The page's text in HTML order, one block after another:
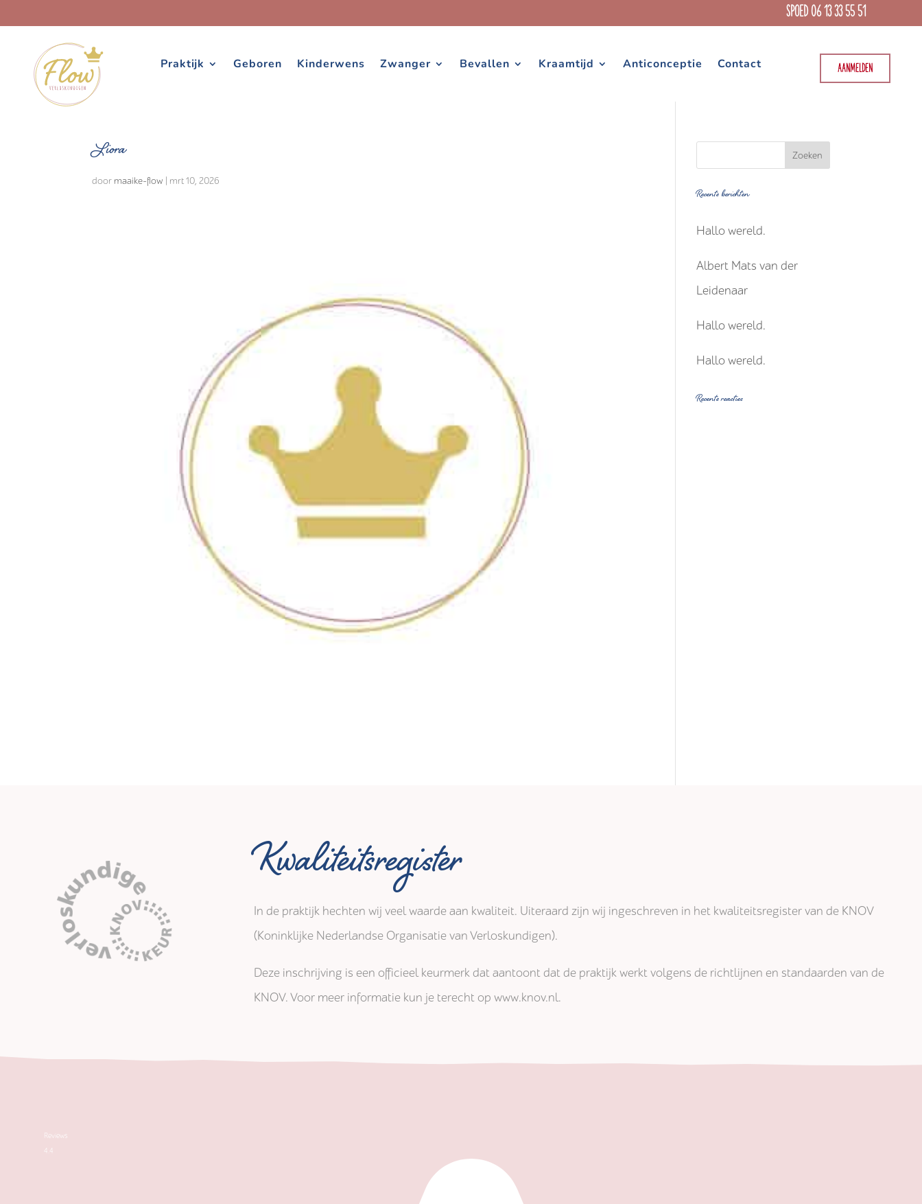
SPOED 06 13 33 55 51
Praktijk Geboren Kinderwens Zwanger Bevallen Kraamtijd Anticonceptie Contact AANMELDEN
Liora
door maaike-flow mrt 10, 2026
Recente berichten
Hallo wereld.
Albert Mats van der
Leidenaar
Hallo wereld.
Hallo wereld.
Recente reacties
Kwaliteitsregister
In de praktijk hechten wij veel waarde aan kwaliteit. Uiteraard zijn wij ingeschreven in het kwaliteitsregister van de KNOV
(Koninklijke Nederlandse Organisatie van Verloskundigen).
Deze inschrijving is een officieel keurmerk dat aantoont dat de praktijk werkt volgens de richtlijnen en standaarden van de
KNOV. Voor meer informatie kun je terecht op www.knov.nl.
Reviews